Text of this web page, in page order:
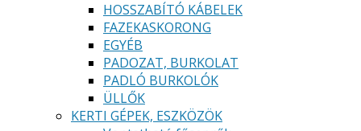
HOSSZABÍTÓ KÁBELEK
FAZEKASKORONG
EGYÉB
PADOZAT, BURKOLAT
PADLÓ BURKOLÓK
ÜLLŐK
KERTI GÉPEK, ESZKÖZÖK